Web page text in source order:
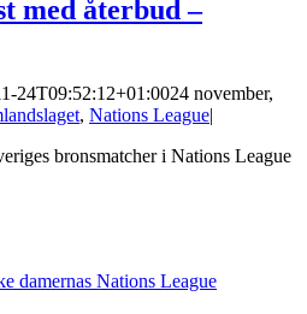
med återbud –
24T09:52:12+01:0024 november,
, Nations League|
bronsmatcher i Nations League